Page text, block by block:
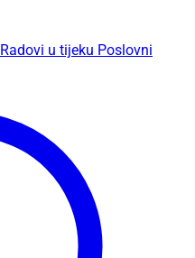
Radovi u tijeku Poslovni